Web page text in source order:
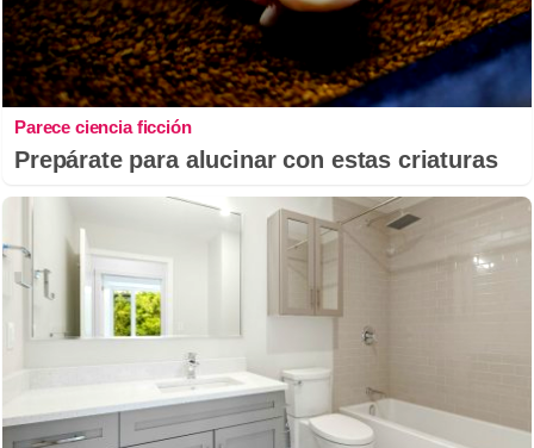
Parece ciencia ficción
Prepárate para alucinar con estas criaturas